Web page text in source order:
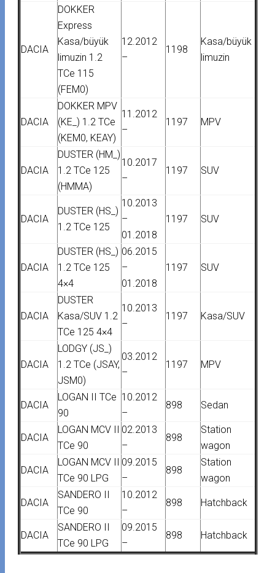
DACIA
DOKKER
Express
Kasa/büyük
limuzin 1.2
TCe 115
(FEM0)
12.2012
–
1198
Kasa/büyük
limuzin
DACIA
DOKKER MPV
(KE_) 1.2 TCe
(KEM0, KEAY)
11.2012
–
1197 MPV
DACIA
DUSTER (HM_)
1.2 TCe 125
(HMMA)
10.2017
–
1197 SUV
DACIA
DUSTER (HS_)
1.2 TCe 125
10.2013
–
01.2018
1197 SUV
DACIA
DUSTER (HS_)
1.2 TCe 125
4×4
06.2015
–
01.2018
1197 SUV
DACIA
DUSTER
Kasa/SUV 1.2
TCe 125 4×4
10.2013
–
1197 Kasa/SUV
DACIA
LODGY (JS_)
1.2 TCe (JSAY,
JSM0)
03.2012
–
1197 MPV
DACIA
LOGAN II TCe
90
10.2012
–
898 Sedan
DACIA
LOGAN MCV II
TCe 90
02.2013
–
898
Station
wagon
DACIA
LOGAN MCV II
TCe 90 LPG
09.2015
–
898
Station
wagon
DACIA
SANDERO II
TCe 90
10.2012
–
898 Hatchback
DACIA
SANDERO II
TCe 90 LPG
09.2015
–
898 Hatchback